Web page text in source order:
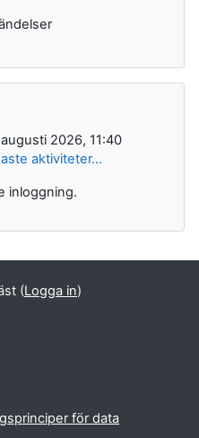
2026, 11:40
aktiviteter...
inloggning.
(Logga in)
för data